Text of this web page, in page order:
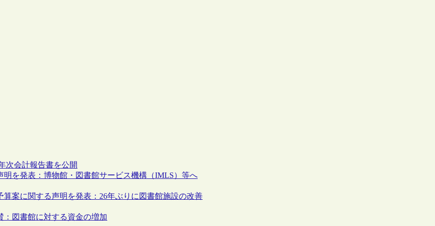
次会計報告書を公開
を発表：博物館・図書館サービス機構（IMLS）等へ
案に関する声明を発表：26年ぶりに図書館施設の改善
図書館に対する資金の増加